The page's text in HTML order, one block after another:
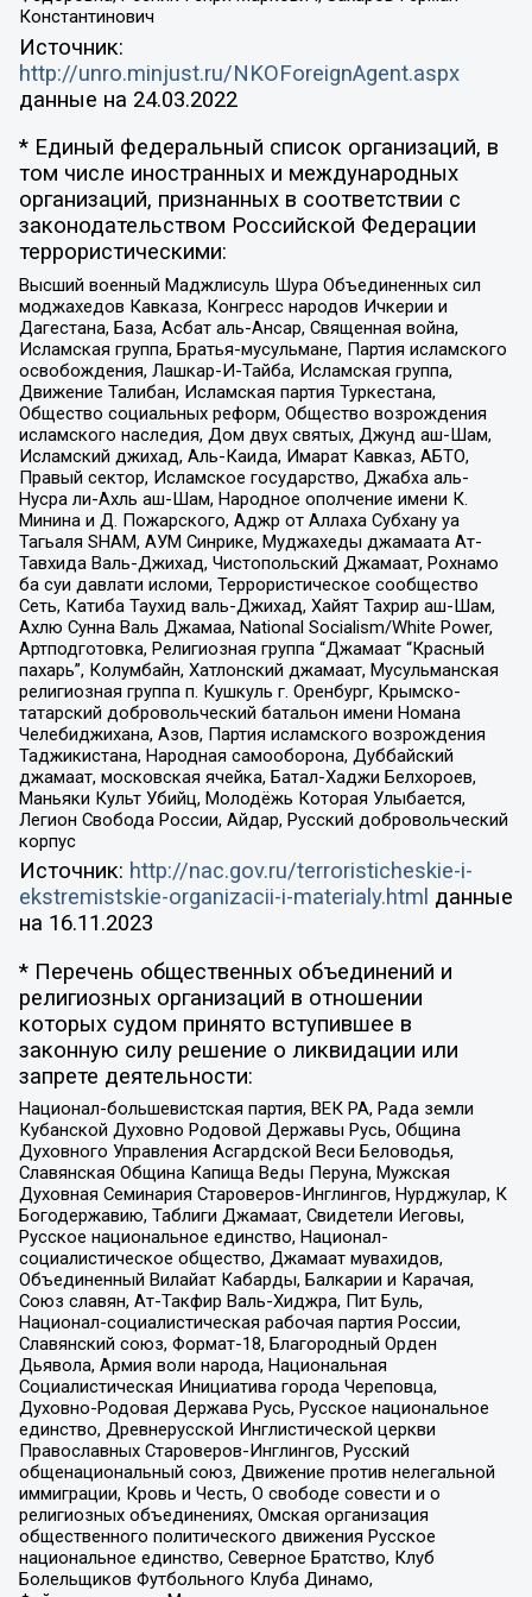
Константинович
Источник:
http://unro.minjust.ru/NKOForeignAgent.aspx
данные на 24.03.2022
* Единый федеральный список организаций, в
том числе иностранных и международных
организаций, признанных в соответствии с
законодательством Российской Федерации
террористическими:
Высший военный Маджлисуль Шура Объединенных сил
моджахедов Кавказа, Конгресс народов Ичкерии и
Дагестана, База, Асбат аль-Ансар, Священная война,
Исламская группа, Братья-мусульмане, Партия исламского
освобождения, Лашкар-И-Тайба, Исламская группа,
Движение Талибан, Исламская партия Туркестана,
Общество социальных реформ, Общество возрождения
исламского наследия, Дом двух святых, Джунд аш-Шам,
Исламский джихад, Аль-Каида, Имарат Кавказ, АБТО,
Правый сектор, Исламское государство, Джабха аль-
Нусра ли-Ахль аш-Шам, Народное ополчение имени К.
Минина и Д. Пожарского, Аджр от Аллаха Субхану уа
Тагьаля SHAM, АУМ Синрике, Муджахеды джамаата Ат-
Тавхида Валь-Джихад, Чистопольский Джамаат, Рохнамо
ба суи давлати исломи, Террористическое сообщество
Сеть, Катиба Таухид валь-Джихад, Хайят Тахрир аш-Шам,
Ахлю Сунна Валь Джамаа, National Socialism/White Power,
Артподготовка, Религиозная группа “Джамаат “Красный
пахарь”, Колумбайн, Хатлонский джамаат, Мусульманская
религиозная группа п. Кушкуль г. Оренбург, Крымско-
татарский добровольческий батальон имени Номана
Челебиджихана, Азов, Партия исламского возрождения
Таджикистана, Народная самооборона, Дуббайский
джамаат, московская ячейка, Батал-Хаджи Белхороев,
Маньяки Культ Убийц, Молодёжь Которая Улыбается,
Легион Свобода России, Айдар, Русский добровольческий
корпус
Источник: http://nac.gov.ru/terroristicheskie-i-
ekstremistskie-organizacii-i-materialy.html данные
на 16.11.2023
* Перечень общественных объединений и
религиозных организаций в отношении
которых судом принято вступившее в
законную силу решение о ликвидации или
запрете деятельности:
Национал-большевистская партия, ВЕК РА, Рада земли
Кубанской Духовно Родовой Державы Русь, Община
Духовного Управления Асгардской Веси Беловодья,
Славянская Община Капища Веды Перуна, Мужская
Духовная Семинария Староверов-Инглингов, Нурджулар, К
Богодержавию, Таблиги Джамаат, Свидетели Иеговы,
Русское национальное единство, Национал-
социалистическое общество, Джамаат мувахидов,
Объединенный Вилайат Кабарды, Балкарии и Карачая,
Союз славян, Ат-Такфир Валь-Хиджра, Пит Буль,
Национал-социалистическая рабочая партия России,
Славянский союз, Формат-18, Благородный Орден
Дьявола, Армия воли народа, Национальная
Социалистическая Инициатива города Череповца,
Духовно-Родовая Держава Русь, Русское национальное
единство, Древнерусской Инглистической церкви
Православных Староверов-Инглингов, Русский
общенациональный союз, Движение против нелегальной
иммиграции, Кровь и Честь, О свободе совести и о
религиозных объединениях, Омская организация
общественного политического движения Русское
национальное единство, Северное Братство, Клуб
Болельщиков Футбольного Клуба Динамо,